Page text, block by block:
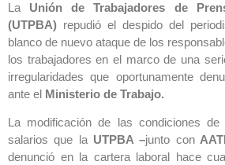
La Unión de Trabajadores de
(UTPBA) repudió el despido del
blanco de nuevo ataque de los
los trabajadores en el marco de una
irregularidades que oportunamente
ante el Ministerio de Trabajo.
La modificación de las condiciones
salarios que la UTPBA –junto con
denunció en la cartera laboral hace